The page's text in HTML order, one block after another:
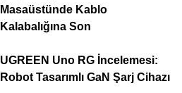
Masaüstünde Kablo
Kalabalığına Son
UGREEN Uno RG İncelemesi:
Robot Tasarımlı GaN Şarj Cihazı